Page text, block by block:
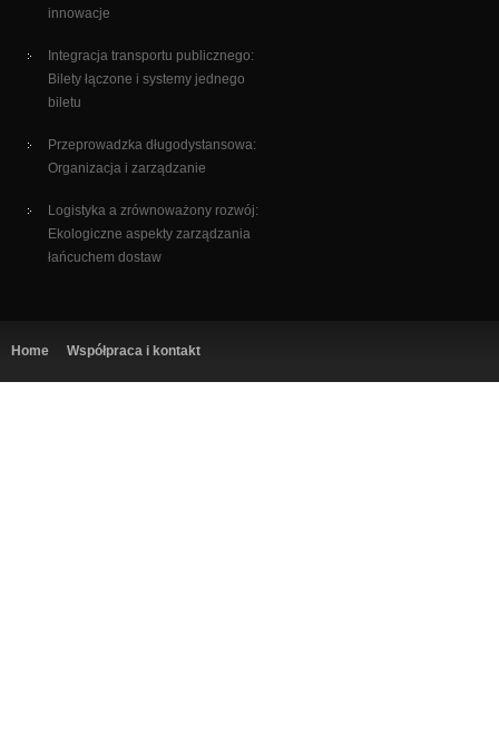
innowacje
Integracja transportu publicznego:
Bilety łączone i systemy jednego
biletu
Przeprowadzka długodystansowa:
Organizacja i zarządzanie
Logistyka a zrównoważony rozwój:
Ekologiczne aspekty zarządzania
łańcuchem dostaw
Home Współpraca i kontakt